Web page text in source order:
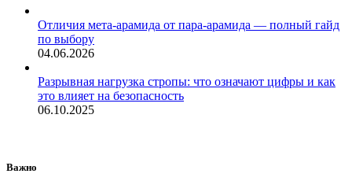
Отличия мета-арамида от пара-арамида — полный гайд
по выбору
04.06.2026
Разрывная нагрузка стропы: что означают цифры и как
это влияет на безопасность
06.10.2025
Важно